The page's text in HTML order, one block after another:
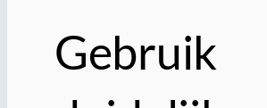
Gebruik